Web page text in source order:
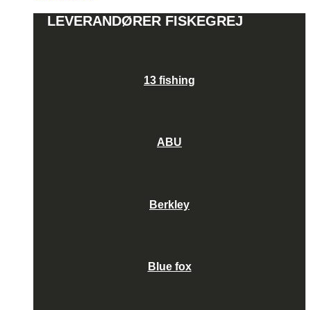
LEVERANDØRER FISKEGREJ
13 fishing
ABU
Berkley
Blue fox